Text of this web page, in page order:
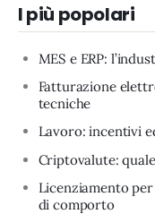
I più popolari
MES e ERP:
Fatturazione
tecniche
Lavoro: incentivi
Criptovalute:
Licenziamento
di comporto